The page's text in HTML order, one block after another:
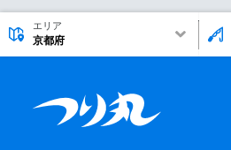
エリア
京都府